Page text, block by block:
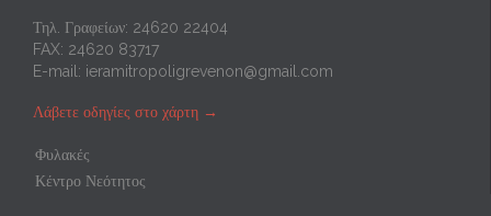
Τηλ. Γραφείων: 24620 22404
FAX: 24620 83717
E-mail: ieramitropoligrevenon@gmail.com
Λάβετε οδηγίες στο χάρτη →
Φυλακές
Κέντρο Νεότητος